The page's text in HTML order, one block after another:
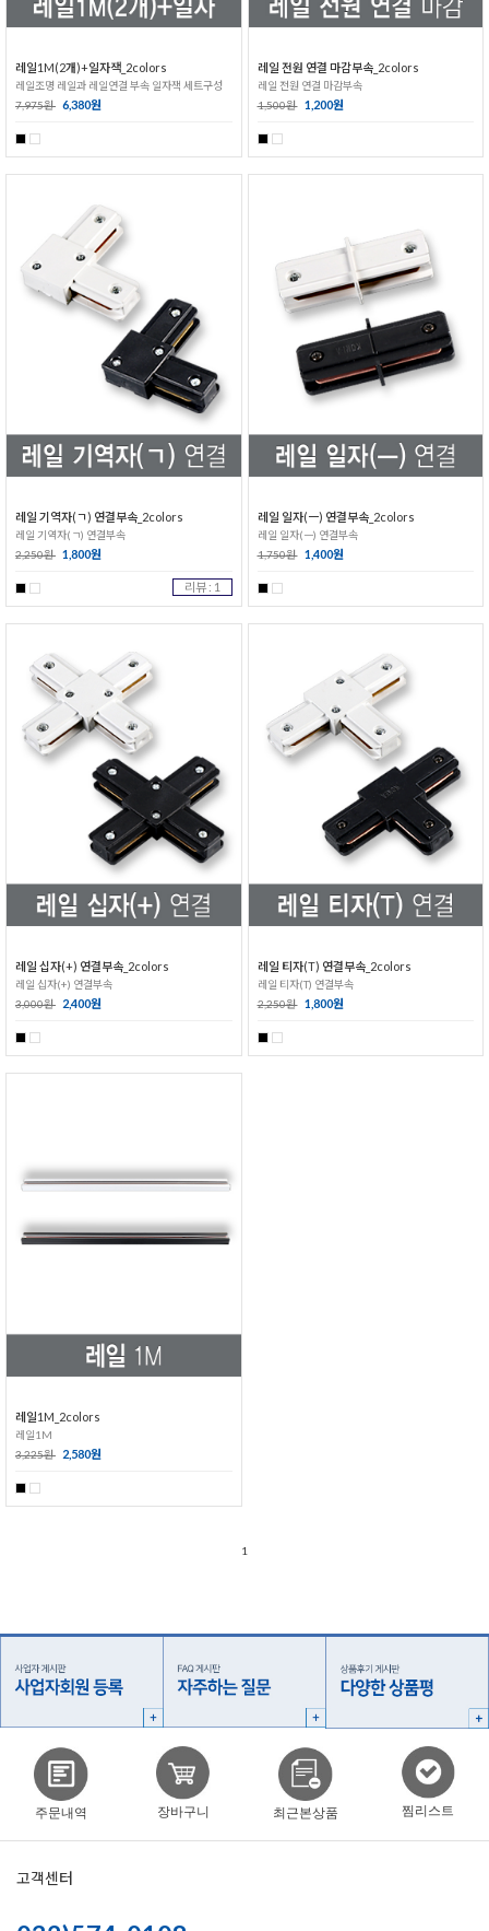
레일1M(2개)+일자잭_2colors
레일조명 레일과 레일연결 부속 일자잭 세트구성
7,975원 6,380원
레일 전원 연결 마감부속_2colors
레일 전원 연결 마감부속
1,500원 1,200원
레일 기역자(ㄱ) 연결부속_2colors
레일 기역자(ㄱ) 연결부속
2,250원 1,800원
리뷰 : 1
레일 일자(ㅡ) 연결부속_2colors
레일 일자(ㅡ) 연결부속
1,750원 1,400원
레일 십자(+) 연결부속_2colors
레일 십자(+) 연결부속
3,000원 2,400원
레일 티자(T) 연결부속_2colors
레일 티자(T) 연결부속
2,250원 1,800원
레일1M_2colors
레일1M
3,225원 2,580원
1
주문내역 장바구니 최근본상품 찜리스트
고객센터